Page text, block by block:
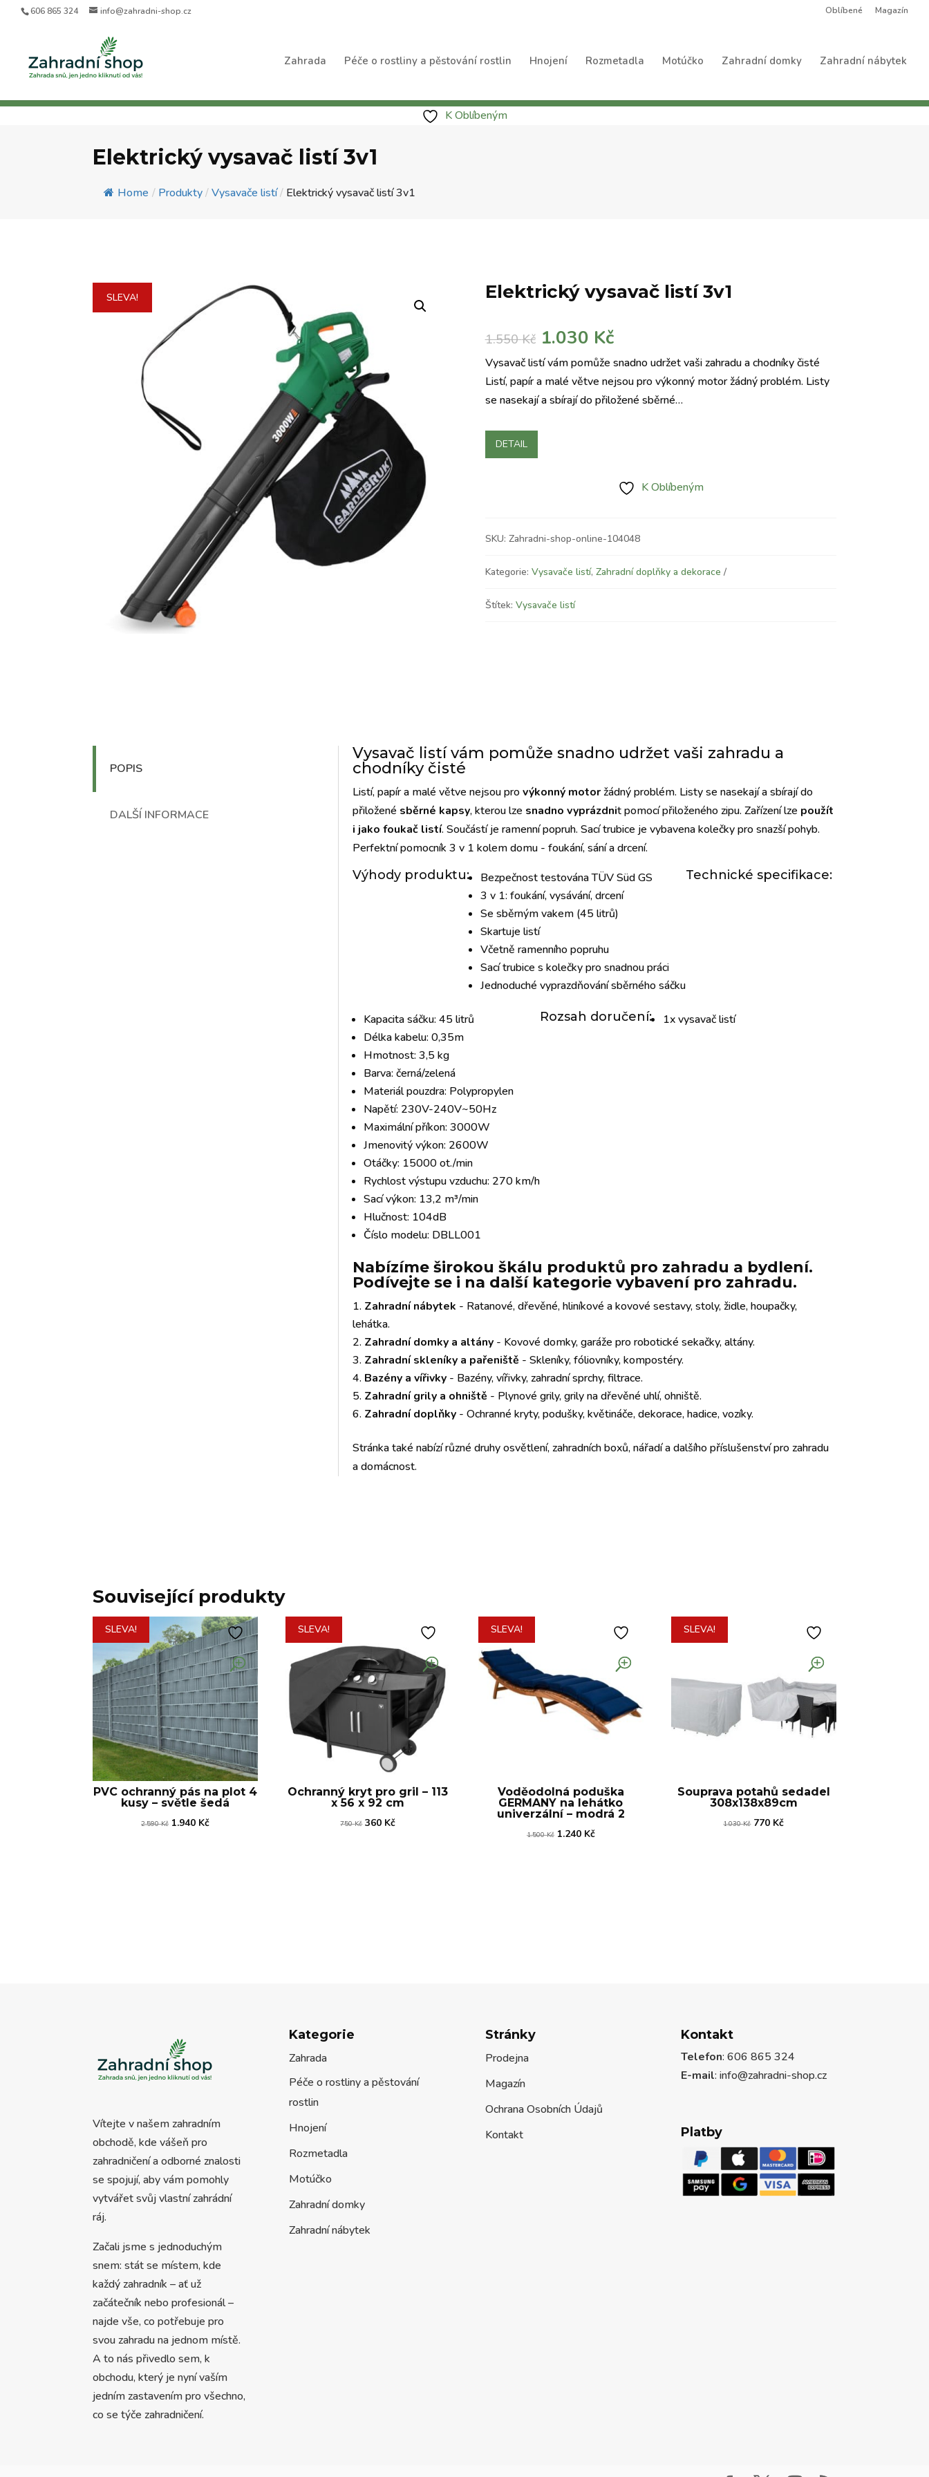
606 865 324 info@zahradni-shop.cz Oblíbené Magazín
Zahrada Péče o rostliny a pěstování rostlin Hnojení Rozmetadla Motúčko Zahradní domky Zahradní nábytek
K Oblíbeným
Elektrický vysavač listí 3v1
Home / Produkty / Vysavače listí/ Elektrický vysavač listí 3v1
SLEVA! Elektrický vysavač listí 3v1
1.550Kč Původní
cena
byla:
1.550 Kč.
1.030 KčAktuální
cena
je:
1.030 Kč.
Vysavač listí vám pomůže snadno udržet vaši zahradu a chodníky čisté
Listí, papír a malé větve nejsou pro výkonný motor žádný problém. Listy
se nasekají a sbírají do přiložené sběrné…
DETAIL
K Oblíbeným
SKU: Zahradni-shop-online-104048
Kategorie: Vysavače listí, Zahradní doplňky a dekorace
Štítek: Vysavače listí
POPIS
DALŠÍ INFORMACE
Vysavač listí vám pomůže snadno udržet vaši zahradu a
chodníky čisté
Listí, papír a malé větve nejsou provýkonný motoržádný problém. Listy se nasekají a sbírají do
přiložené sběrné kapsy, kterou lze snadno vyprázdnit pomocí přiloženého zipu. Zařízení lze použít
i jako foukač listí. Součástí je ramenní popruh. Sací trubice je vybavena kolečky pro snazší pohyb.
Perfektní pomocník 3 v 1 kolem domu - foukání, sání a drcení.
Výhody produktu:
Bezpečnost testována TÜV Süd GS
3 v 1: foukání, vysávání, drcení
Se sběrným vakem (45 litrů)
Skartuje listí
Včetně ramenního popruhu
Sací trubice s kolečky pro snadnou práci
Jednoduché vyprazdňování sběrného sáčku
Technické specifikace:
Kapacita sáčku: 45 litrů
Délka kabelu: 0,35m
Hmotnost: 3,5 kg
Barva: černá/zelená
Materiál pouzdra: Polypropylen
Napětí: 230V-240V~50Hz
Maximální příkon: 3000W
Jmenovitý výkon: 2600W
Otáčky: 15000 ot./min
Rychlost výstupu vzduchu: 270 km/h
Sací výkon: 13,2 m³/min
Hlučnost: 104dB
Číslo modelu: DBLL001
Rozsah doručení: 1x vysavač listí
Nabízíme širokou škálu produktů pro zahradu a bydlení.
Podívejte se i na další kategorie vybavení pro zahradu.
Zahradní nábytek - Ratanové, dřevěné, hliníkové a kovové sestavy, stoly, židle, houpačky,
lehátka.
Zahradní domky a altány - Kovové domky, garáže pro robotické sekačky, altány.
Zahradní skleníky a pařeniště - Skleníky, fóliovníky, kompostéry.
Bazény a vířivky - Bazény, vířivky, zahradní sprchy, filtrace.
Zahradní grily a ohniště - Plynové grily, grily na dřevěné uhlí, ohniště.
Zahradní doplňky - Ochranné kryty, podušky, květináče, dekorace, hadice, vozíky.
Stránka také nabízí různé druhy osvětlení, zahradních boxů, nářadí a dalšího příslušenství pro zahradu
a domácnost.
Související produkty
SLEVA!
PVC ochranný pás na plot 4
kusy – světle šedá
2.590Kč Původní
1.940 KčAktuální
SLEVA!
Ochranný kryt pro gril – 113
x 56 x 92 cm
750Kč Původní
360 KčAktuální
SLEVA!
Voděodolná poduška
GERMANY na lehátko
univerzální – modrá 2
1.500Kč Původní
1.240 KčAktuální
SLEVA!
Souprava potahů sedadel
308x138x89cm
1.030Kč Původní
770 KčAktuální
Vítejte v našem zahradním
obchodě, kde vášeň pro
zahradničení a odborné znalosti
se spojují, aby vám pomohly
vytvářet svůj vlastní zahrádní
ráj.
Začali jsme s jednoduchým
snem: stát se místem, kde
každý zahradník – ať už
začátečník nebo profesionál –
najde vše, co potřebuje pro
svou zahradu na jednom místě.
A to nás přivedlo sem, k
obchodu, který je nyní vaším
jedním zastavením pro všechno,
co se týče zahradničení.
Kategorie
Zahrada
Péče o rostliny a pěstování
rostlin
Hnojení
Rozmetadla
Motúčko
Zahradní domky
Zahradní nábytek
Stránky
Prodejna
Magazín
Ochrana Osobních Údajů
Kontakt
Kontakt
Telefon: 606 865 324
E-mail: info@zahradni-shop.cz
Platby